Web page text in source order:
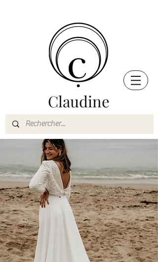
Claudine